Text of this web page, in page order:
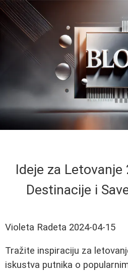
Ideje za Letovanje
Destinacije i
Violeta Radeta 2024-04-15
Tražite inspiraciju za
iskustva putnika o